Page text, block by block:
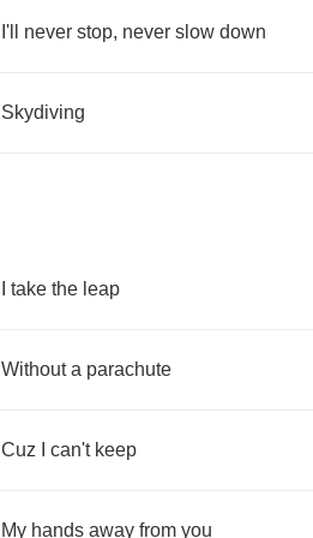
I'll never stop, never slow down
Skydiving
take the leap
Without a parachute
Cuz can't keep
My hands away from you